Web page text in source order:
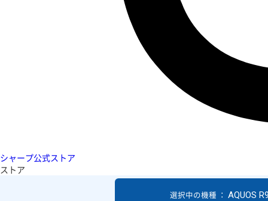
シャープ公式ストア
ストア
選択中の機種 ： AQUOS